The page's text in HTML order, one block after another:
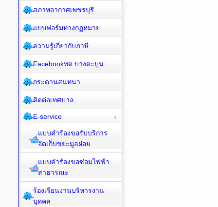
สภาพอากาศเพชรบุรี
แบบฟอร์มทางกฏหมาย
ความรู้เกี่ยวกับภาษี
Facebookทต.บางตะบูน
กระดานสนทนา
ติดต่อเทศบาล
E-service
แบบคำร้องขอรับบริการ
จัดเก็บขยะมูลฝอย
แบบคำร้องขอซ่อมไฟฟ้า
สาธารณะ
ร้องเรียนงานบริหารงาน
บุคคล